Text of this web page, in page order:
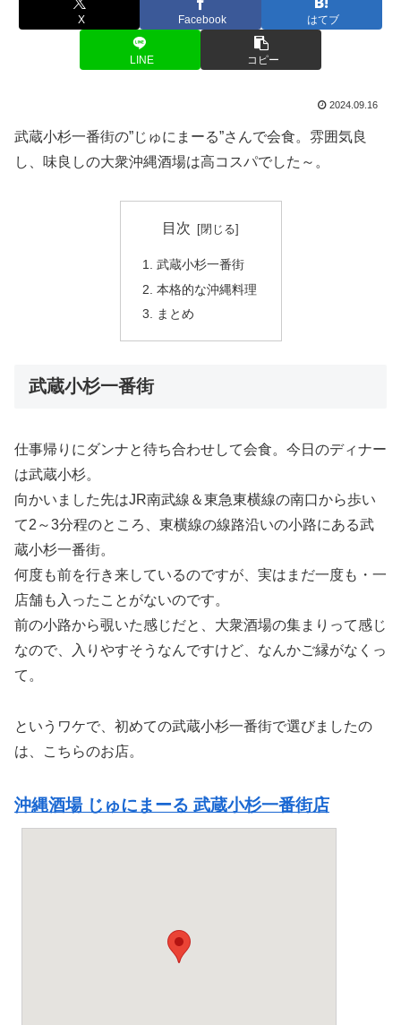
X Facebook はてブ
LINE コピー
2024.09.16
武蔵小杉一番街の”じゅにまーる”さんで会食。雰囲気良
し、味良しの大衆沖縄酒場は高コスパでした～。
目次
武蔵小杉一番街
本格的な沖縄料理
まとめ
武蔵小杉一番街
仕事帰りにダンナと待ち合わせして会食。今日のディナー
は武蔵小杉。
向かいました先はJR南武線＆東急東横線の南口から歩い
て2～3分程のところ、東横線の線路沿いの小路にある武
蔵小杉一番街。
何度も前を行き来しているのですが、実はまだ一度も・一
店舗も入ったことがないのです。
前の小路から覗いた感じだと、大衆酒場の集まりって感じ
なので、入りやすそうなんですけど、なんかご縁がなくっ
て。
というワケで、初めての武蔵小杉一番街で選びましたの
は、こちらのお店。
沖縄酒場 じゅにまーる 武蔵小杉一番街店